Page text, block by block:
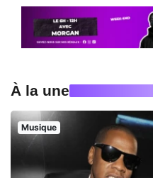
À la une
Musique